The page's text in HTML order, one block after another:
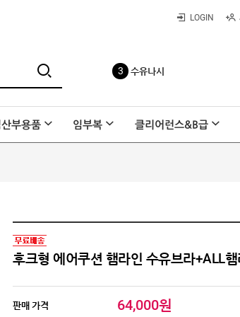
LOGIN
7 종아리 압박밴드
부용품 임부복 클리어런스&B급
후크형 에어쿠션 햄라인 수유브라+ALL
판매 가격 64,000원